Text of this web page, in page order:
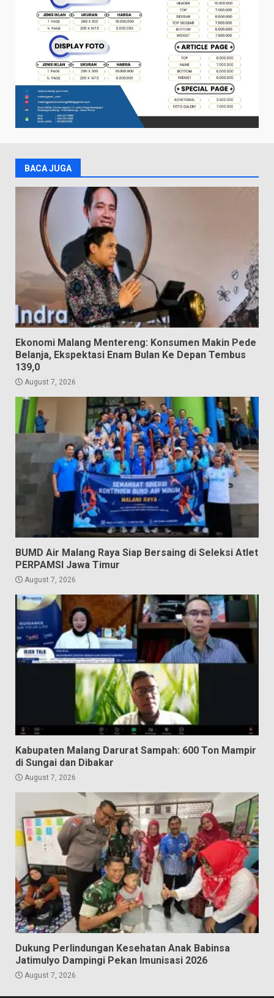
BACA JUGA
Ekonomi Malang Mentereng: Konsumen Makin Pede
Belanja, Ekspektasi Enam Bulan Ke Depan Tembus
139,0
August 7, 2026
BUMD Air Malang Raya Siap Bersaing di Seleksi Atlet
PERPAMSI Jawa Timur
August 7, 2026
Kabupaten Malang Darurat Sampah: 600 Ton Mampir
di Sungai dan Dibakar
August 7, 2026
Dukung Perlindungan Kesehatan Anak Babinsa
Jatimulyo Dampingi Pekan Imunisasi 2026
August 7, 2026